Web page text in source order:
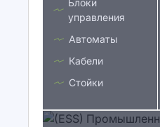
Блоки
управления
Автоматы
Кабели
Стойки